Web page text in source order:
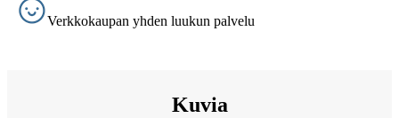
Verkkokaupan yhden luukun palvelu
Kuvia